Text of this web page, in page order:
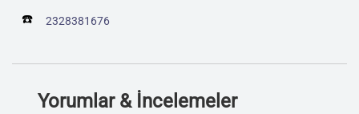
☎️ 2328381676
Yorumlar & İncelemeler